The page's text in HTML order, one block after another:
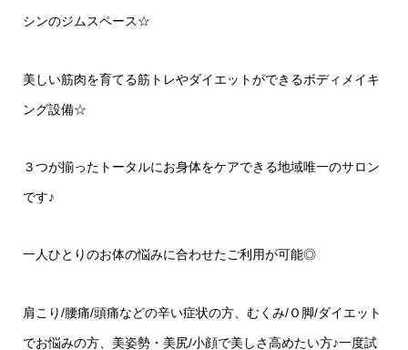
シンのジムスペース☆
美しい筋肉を育てる筋トレやダイエットができるボディメイキ
ング設備☆
３つが揃ったトータルにお身体をケアできる地域唯一のサロン
です♪
一人ひとりのお体の悩みに合わせたご利用が可能◎
肩こり/腰痛/頭痛などの辛い症状の方、むくみ/Ｏ脚/ダイエット
でお悩みの方、美姿勢・美尻/小顔で美しさ高めたい方♪一度試